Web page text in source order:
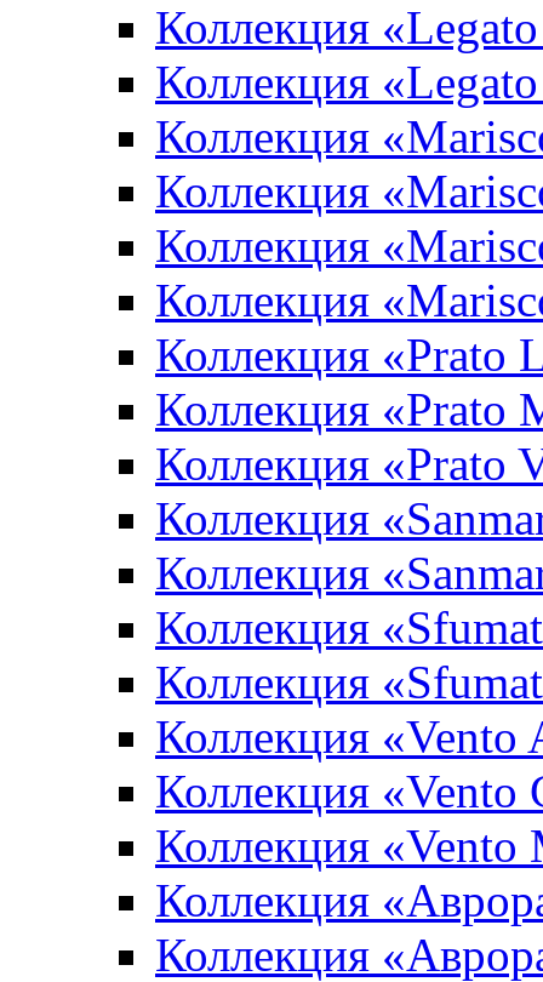
Коллекция
Коллекция
Коллекция
Коллекция
Коллекция
Коллекция
Коллекция «Prato
Коллекция «Prato
Коллекция «Prato
Коллекция
Коллекция
Коллекция
Коллекция
Коллекция «Vento
Коллекция «Vento
Коллекция «Vento
Коллекция
Коллекция